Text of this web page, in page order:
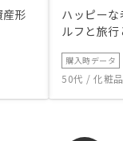
形
ハッピー
ルフと旅
購入時データ
50代 / 化粧